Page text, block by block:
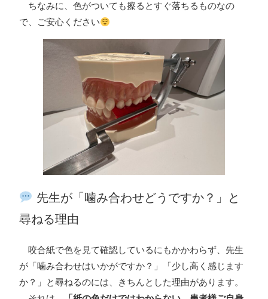
ちなみに、色がついても擦るとすぐ落ちるものなの
で、ご安心ください
先生が「噛み合わせどうですか？」と
尋ねる理由
咬合紙で色を見て確認しているにもかかわらず、先生
が「噛み合わせはいかがですか？」「少し高く感じます
か？」と尋ねるのには、きちんとした理由があります。